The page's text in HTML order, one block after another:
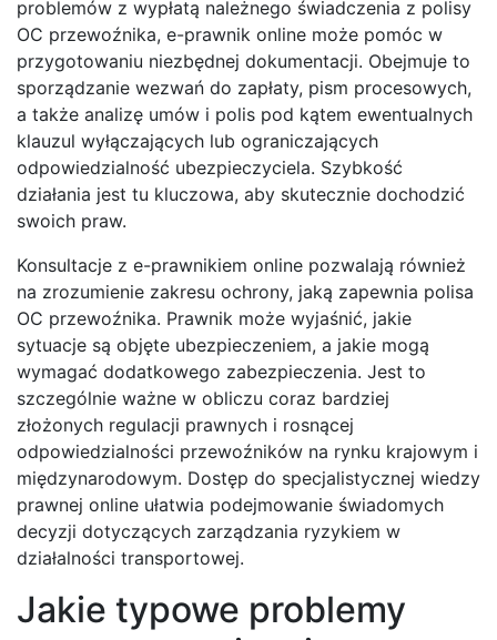
problemów z wypłatą należnego świadczenia z polisy
OC przewoźnika, e-prawnik online może pomóc w
przygotowaniu niezbędnej dokumentacji. Obejmuje to
sporządzanie wezwań do zapłaty, pism procesowych,
a także analizę umów i polis pod kątem ewentualnych
klauzul wyłączających lub ograniczających
odpowiedzialność ubezpieczyciela. Szybkość
działania jest tu kluczowa, aby skutecznie dochodzić
swoich praw.
Konsultacje z e-prawnikiem online pozwalają również
na zrozumienie zakresu ochrony, jaką zapewnia polisa
OC przewoźnika. Prawnik może wyjaśnić, jakie
sytuacje są objęte ubezpieczeniem, a jakie mogą
wymagać dodatkowego zabezpieczenia. Jest to
szczególnie ważne w obliczu coraz bardziej
złożonych regulacji prawnych i rosnącej
odpowiedzialności przewoźników na rynku krajowym i
międzynarodowym. Dostęp do specjalistycznej wiedzy
prawnej online ułatwia podejmowanie świadomych
decyzji dotyczących zarządzania ryzykiem w
działalności transportowej.
Jakie typowe problemy